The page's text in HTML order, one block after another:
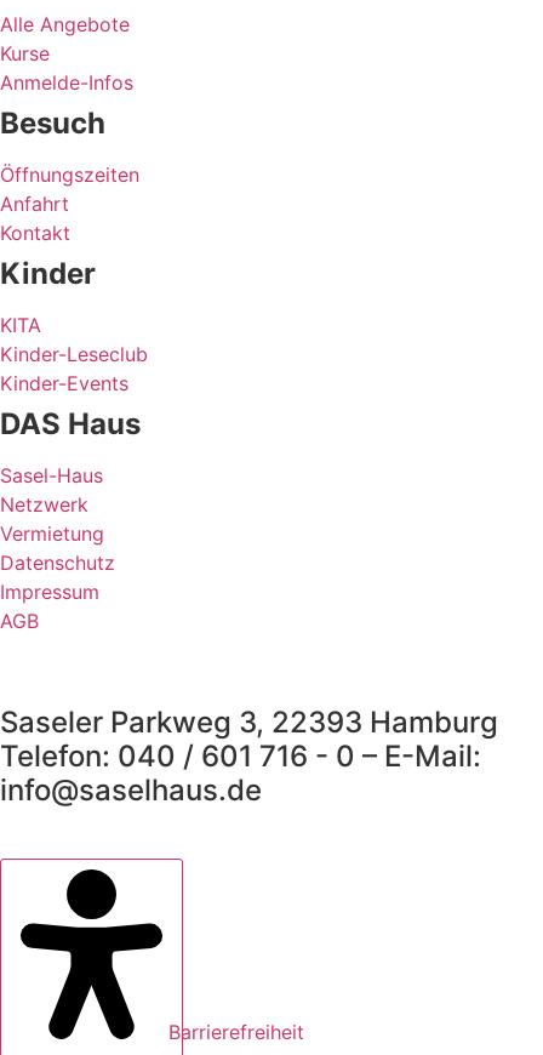
Alle Angebote
Kurse
Anmelde-Infos
Besuch
Öffnungszeiten
Anfahrt
Kontakt
Kinder
KITA
Kinder-Leseclub
Kinder-Events
DAS Haus
Sasel-Haus
Netzwerk
Vermietung
Datenschutz
Impressum
AGB
Saseler Parkweg 3, 22393 Hamburg
Telefon: 040 / 601 716 - 0 – E-Mail:
info@saselhaus.de
Barrierefreiheit